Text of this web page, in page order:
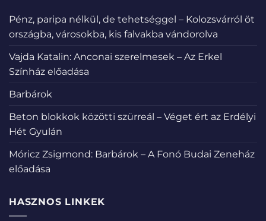
Pénz, paripa nélkül, de tehetséggel – Kolozsvárról öt
országba, városokba, kis falvakba vándorolva
Vajda Katalin: Anconai szerelmesek – Az Erkel
Színház előadása
Barbárok
Beton blokkok közötti szürreál – Véget ért az Erdélyi
Hét Gyulán
Móricz Zsigmond: Barbárok – A Fonó Budai Zeneház
előadása
HASZNOS LINKEK